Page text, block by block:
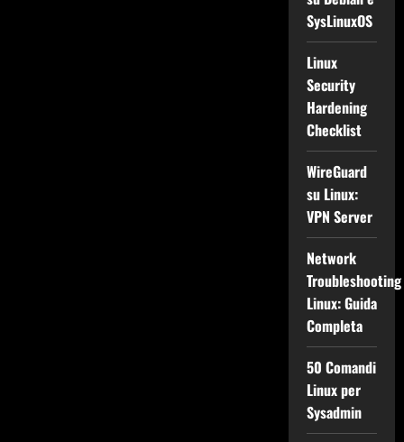
SysLinuxOS
Linux
Security
Hardening
Checklist
WireGuard
su Linux:
VPN Server
Network
Troubleshooting
Linux: Guida
Completa
50 Comandi
Linux per
Sysadmin